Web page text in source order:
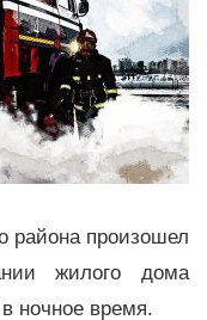
района произошел
жилого дома
ночное время.